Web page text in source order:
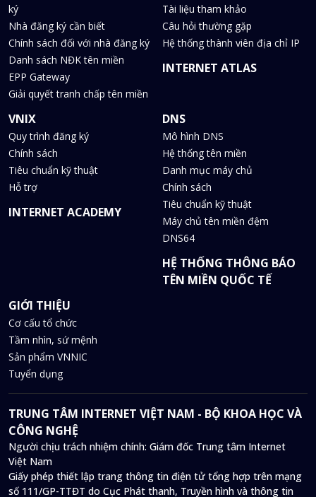
ký
Nhà đăng ký cần biết
Chính sách đối với nhà đăng ký
Danh sách NĐK tên miền
EPP Gateway
Giải quyết tranh chấp tên miền
Tài liệu tham khảo
Câu hỏi thường gặp
Hệ thống thành viên địa chỉ IP
INTERNET ATLAS
VNIX
Quy trình đăng ký
Chính sách
Tiêu chuẩn kỹ thuật
Hỗ trợ
INTERNET ACADEMY
DNS
Mô hình DNS
Hệ thống tên miền
Danh mục máy chủ
Chính sách
Tiêu chuẩn kỹ thuật
Máy chủ tên miền đệm
DNS64
HỆ THỐNG THÔNG BÁO
TÊN MIỀN QUỐC TẾ
GIỚI THIỆU
Cơ cấu tổ chức
Tầm nhìn, sứ mệnh
Sản phẩm VNNIC
Tuyển dụng
TRUNG TÂM INTERNET VIỆT NAM - BỘ KHOA HỌC VÀ
CÔNG NGHỆ
Người chịu trách nhiệm chính: Giám đốc Trung tâm Internet
Việt Nam
Giấy phép thiết lập trang thông tin điện tử tổng hợp trên mạng
số 111/GP-TTĐT do Cục Phát thanh, Truyền hình và thông tin